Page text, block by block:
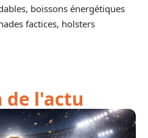
boissons énergétiques
factices, holsters
de l'actu